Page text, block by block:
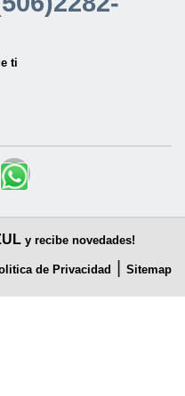
ti
y recibe novedades!
de Privacidad Sitemap